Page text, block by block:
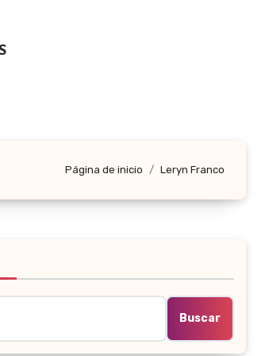
Página de inicio Leryn Franco
Buscar